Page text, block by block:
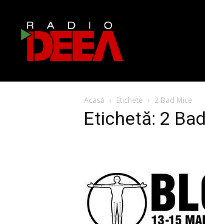
Acasă Etichete 2 Bad Mice
Etichetă: 2